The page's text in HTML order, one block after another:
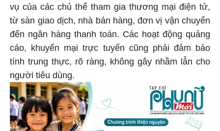
vụ của các chủ thể tham gia thương mại điện tử,
từ sàn giao dịch, nhà bán hàng, đơn vị vận chuyển
đến ngân hàng thanh toán. Các hoạt động quảng
cáo, khuyến mại trực tuyến cũng phải đảm bảo
tính trung thực, rõ ràng, không gây nhầm lẫn cho
người tiêu dùng.